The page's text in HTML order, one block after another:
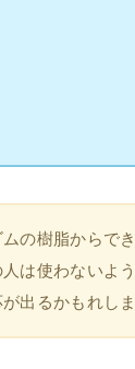
ムの樹脂からで
は使わないよ
出るかもれしま